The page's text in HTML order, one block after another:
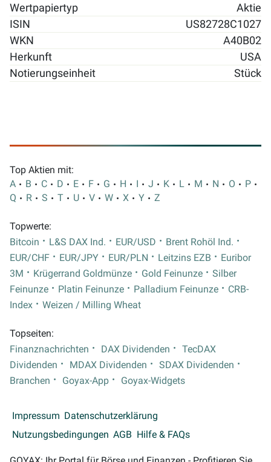
Wertpapiertyp
Aktie
ISIN
US82728C1027
WKN
A40B02
Herkunft
USA
Notierungseinheit
Stück
Top Aktien mit:
A
B C D E F G H I J K L M N O
P
Q
R S T U V W X Y Z
Topwerte:
Bitcoin
L&S DAX Ind. EUR/USD
Brent Rohöl Ind.
EUR/CHF
EUR/JPY EUR/PLN Leitzins EZB
Euribor
3M
Krügerrand Goldmünze Gold Feinunze
Silber
Feinunze
Platin Feinunze Palladium Feinunze
CRB-
Index
Weizen / Milling Wheat
Topseiten:
Finanznachrichten
DAX Dividenden
TecDAX
Dividenden
MDAX Dividenden
SDAX Dividenden
Branchen
Goyax-App Goyax-Widgets
Impressum Datenschutzerklärung
Nutzungsbedingungen AGB Hilfe & FAQs